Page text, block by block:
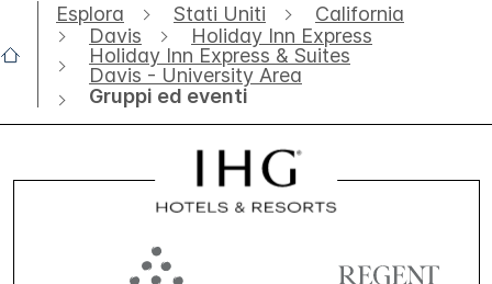
Esplora Stati Uniti
California
Davis
Holiday Inn Express
Holiday Inn Express & Suites
Davis - University Area
Gruppi ed eventi